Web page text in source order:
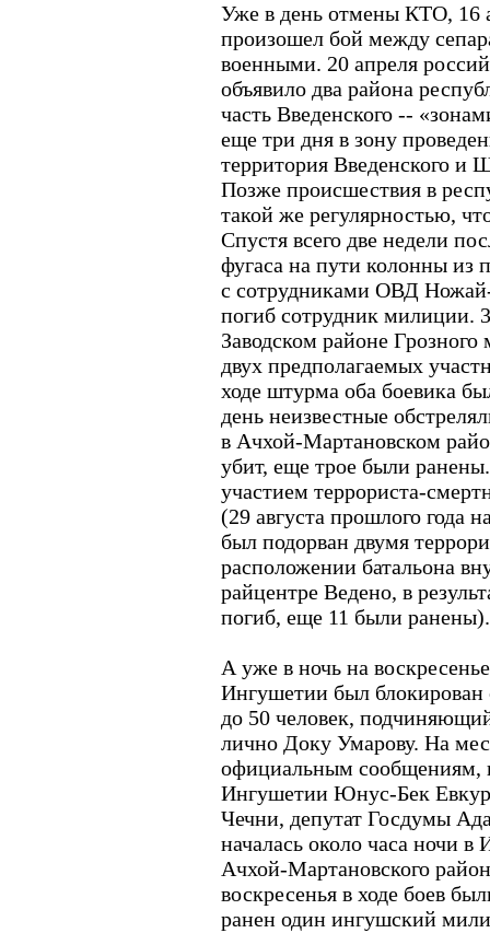
Уже в день отмены КТО, 16
произошел бой между
военными. 20 апреля
объявило два района
часть Введенского --
еще три дня в зону
территория Введенского и
Позже происшествия в
такой же регулярностью,
Спустя всего две недели
фугаса на пути колонны из
с сотрудниками ОВД
погиб сотрудник милиции.
Заводском районе
двух предполагаемых
ходе штурма оба боевика
день неизвестные
в Ачхой-Мартановском
убит, еще трое были
участием террориста-
(29 августа прошлого года
был подорван двумя
расположении батальона
райцентре Ведено, в
погиб, еще 11 были ранены).
А уже в ночь на
Ингушетии был блокирован
до 50 человек,
лично Доку Умарову. На
официальным сообщениям,
Ингушетии Юнус-Бек
Чечни, депутат Госдумы
началась около часа ночи
Ачхой-Мартановского
воскресенья в ходе боев
ранен один ингушский